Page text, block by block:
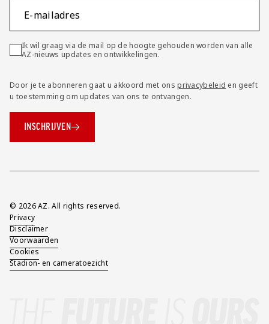
E-mailadres
Ik wil graag via de mail op de hoogte gehouden worden van alle
AZ-nieuws updates en ontwikkelingen.
Door je te abonneren gaat u akkoord met onsprivacybeleid en geeft
u toestemming om updates van ons te ontvangen.
INSCHRIJVEN
Overig
© 2026 AZ. All rights reserved.
Privacy
Disclaimer
Voorwaarden
Cookies
Stadion- en cameratoezicht